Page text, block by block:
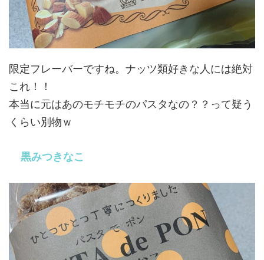
限定フレーバーですね。ナッツ類好きな人には絶対
これ！！
本当に元はあのモチモチのパスタなの？？って疑う
くらい別物ｗ
黒みつきなこ